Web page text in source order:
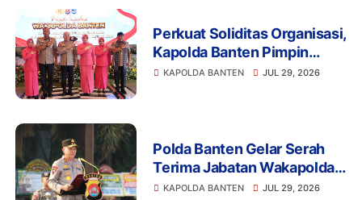
Perkuat Soliditas Organisasi,
Kapolda Banten Pimpin
Pisah Sambut Wakapolda
KAPOLDA BANTEN JUL 29, 2026
Polda Banten Gelar Serah
Terima Jabatan Wakapolda,
PJU, serta Kapolres Cilegon
KAPOLDA BANTEN JUL 29, 2026